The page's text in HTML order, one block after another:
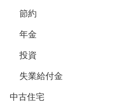
節約
年金
投資
失業給付金
中古住宅